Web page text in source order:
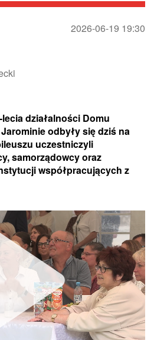
2026-06-19 19:30
działalności Domu
odbyły się dziś na
uczestniczyli
samorządowcy oraz
współpracujących z